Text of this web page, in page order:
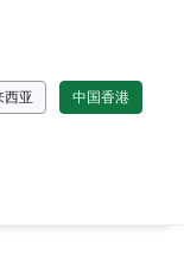
西亚 中国香港